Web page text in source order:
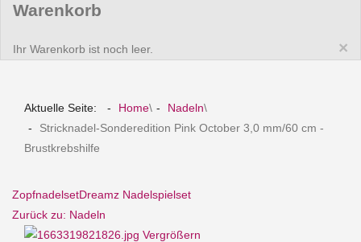
Warenkorb
×
Ihr Warenkorb ist noch leer.
Aktuelle Seite: Home\ Nadeln\
Stricknadel-Sonderedition Pink October 3,0 mm/60 cm -
Brustkrebshilfe
ZopfnadelsetDreamz Nadelspielset
Zurück zu: Nadeln
Vergrößern